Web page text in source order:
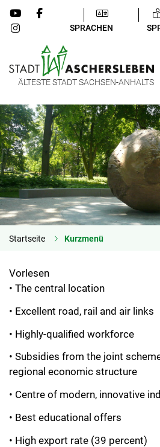
SPRACHEN
ÄLTESTE STADT SACHSEN-ANHALTS
Startseite Kurzmenü
Vorlesen
• The central location
• Excellent road, rail and air links
• Highly-qualified workforce
• Subsidies from the joint
regional economic structure
• Centre of modern, innovative
• Best educational offers
• High export rate (39 percent)